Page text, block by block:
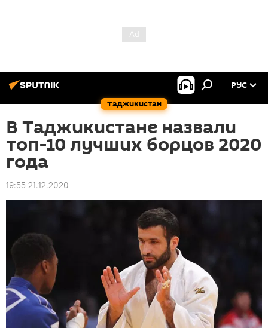
Таджикистан
РУС
В Таджикистане назвали
топ-10 лучших борцов 2020
года
19:55 21.12.2020